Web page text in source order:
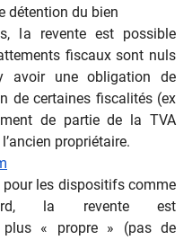
détention du bien
la revente est possible
fiscaux sont nuls
une obligation de
de certaines fiscalités (ex
de partie de la TVA
propriétaire.
pour les dispositifs comme
la revente est
plus « propre » (pas de